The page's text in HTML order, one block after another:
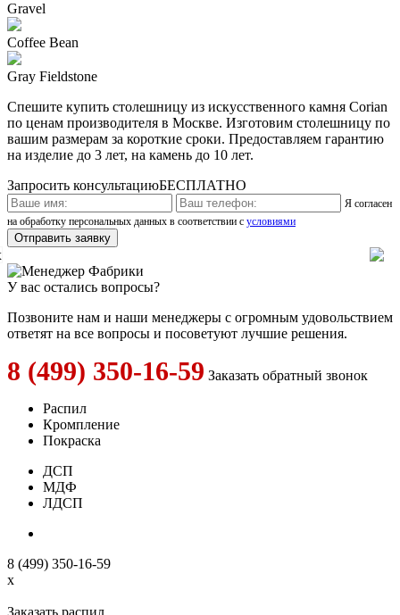
Gravel
Coffee Bean
Gray Fieldstone
Спешите купить столешницу из искусственного камня Corian
по ценам производителя в Москве. Изготовим столешницу по
вашим размерам за короткие сроки. Предоставляем гарантию
на изделие до 3 лет, на камень до 10 лет.
Запросить консультациюБЕСПЛАТНО
Я согласен
на обработку персональных данных в соответствии с условиями
У вас остались вопросы?
Позвоните нам и наши менеджеры с огромным удовольствием
ответят на все вопросы и посоветуют лучшие решения.
8 (499) 350-16-59 Заказать обратный звонок
Распил
Кромпление
Покраска
ДСП
МДФ
ЛДСП
8 (499) 350-16-59
x